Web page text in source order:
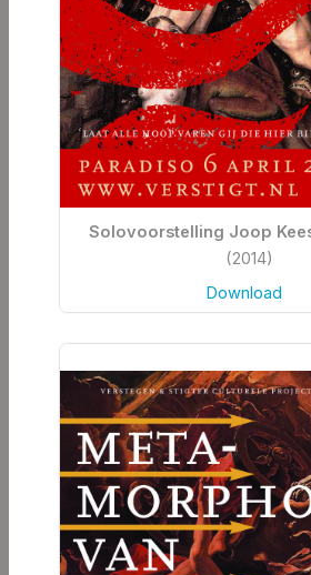
Solovoorstelling Joop
(2014)
Download